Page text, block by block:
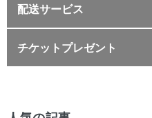
配送サービス
チケットプレゼント